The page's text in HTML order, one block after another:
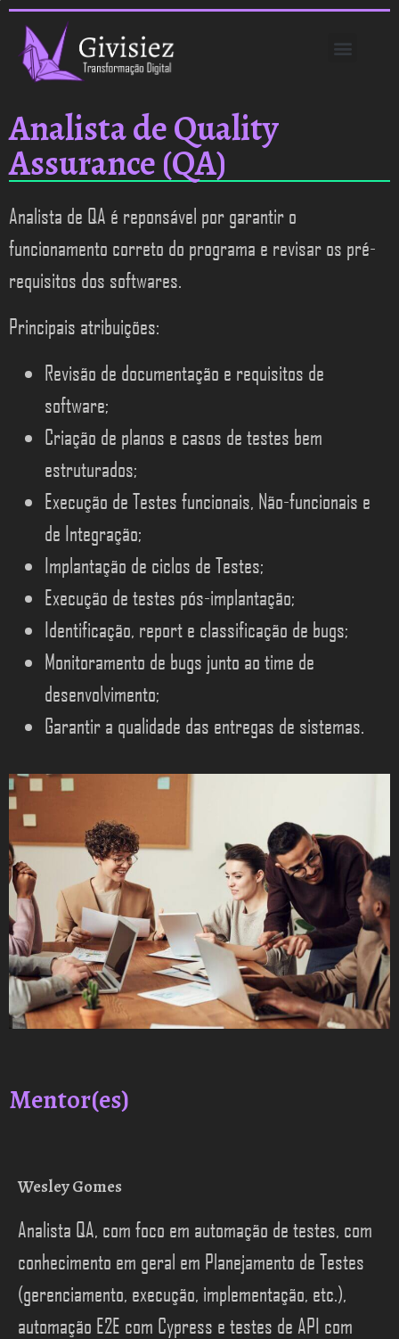
Analista de Quality
Assurance (QA)
Analista de QA é reponsável por garantir o
funcionamento correto do programa e revisar os pré-
requisitos dos softwares.
Principais atribuições:
Revisão de documentação e requisitos de
software;
Criação de planos e casos de testes bem
estruturados;
Execução de Testes funcionais, Não-funcionais e
de Integração;
Implantação de ciclos de Testes;
Execução de testes pós-implantação;
Identificação, report e classificação de bugs;
Monitoramento de bugs junto ao time de
desenvolvimento;
Garantir a qualidade das entregas de sistemas.
Mentor(es)
Wesley Gomes
Analista QA, com foco em automação de testes, com
conhecimento em geral em Planejamento de Testes
(gerenciamento, execução, implementação, etc.),
automação E2E com Cypress e testes de API com